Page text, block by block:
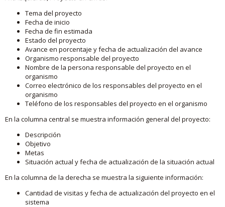
Tema del proyecto
Fecha de inicio
Fecha de fin estimada
Estado del proyecto
Avance en porcentaje y fecha de actualización del avance
Organismo responsable del proyecto
Nombre de la persona responsable del proyecto en el
organismo
Correo electrónico de los responsables del proyecto en el
organismo
Teléfono de los responsables del proyecto en el organismo
En la columna central se muestra información general del proyecto:
Descripción
Objetivo
Metas
Situación actual y fecha de actualización de la situación actual
En la columna de la derecha se muestra la siguiente información:
Cantidad de visitas y fecha de actualización del proyecto en el
sistema